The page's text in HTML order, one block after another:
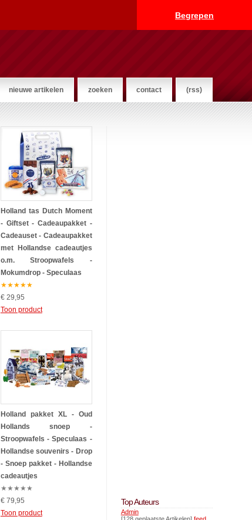
Begrepen
nieuwe artikelen zoeken contact (rss)
Holland tas Dutch Moment
- Giftset - Cadeaupakket -
Cadeauset - Cadeaupakket
met Hollandse cadeautjes
o.m. Stroopwafels -
Mokumdrop - Speculaas
★★★★★
€ 29,95
Toon product
Holland pakket XL - Oud
Hollands snoep -
Stroopwafels - Speculaas -
Hollandse souvenirs - Drop
- Snoep pakket - Hollandse
cadeautjes
★★★★★
€ 79,95
Toon product
Top Auteurs
Admin